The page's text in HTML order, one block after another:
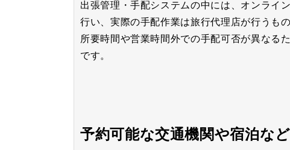
出張管理・手配システムの中には、オンライ
行い、実際の手配作業は旅行代理店が行うも
所要時間や営業時間外での手配可否が異なる
です。
予約可能な交通機関や宿泊な